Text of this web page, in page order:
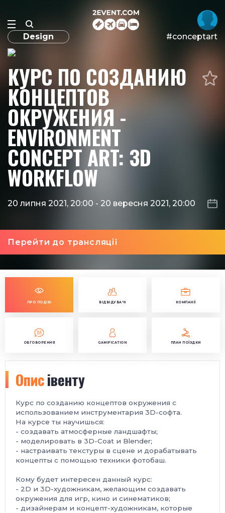
Design #conceptart
КУРС ПО СОЗДАНИЮ
КОНЦЕПТОВ
ОКРУЖЕНИЯ -
ENVIRONMENT
CONCEPT ART: 3D
WORKFLOW
20 липня 2021, 20:00 - 20 вересня 2021, 20:00
Перейти до трансляції
ПРО ПОДІЮ ВІДВІДУВАЧІ КОМПАНІЇ
ОБГОВОРЕННЯ GAMIFICATION ПЛАН ПОЇЗДКИ
Описівенту
Курс по созданию концептов окружения с
использованием инструментария 3D-софта.
На курсе ты научишься:
- создавать атмосферные ландшафты;
- моделировать в 3D-Coat и Blender;
- настраивать текстуры в сцене и дорабатывать
концепты с помощью техники фотобаш.
Кому будет интересен данный курс:
- 2D и 3D-художникам, желающим создавать
окружения для игр, кино и синематиков;
- дизайнерам и концепт-художникам, которые